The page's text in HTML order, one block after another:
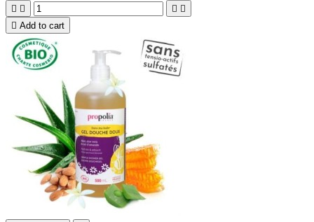
   
 Add to cart